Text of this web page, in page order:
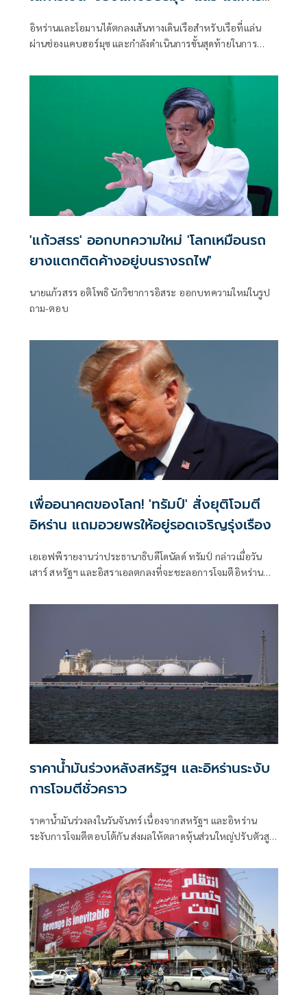
อิหร่านและโอมานได้ตกลงเส้นทางเดินเรือสำหรับเรือที่แล่น
ผ่านช่องแคบฮอร์มุซ และกำลังดำเนินการขั้นสุดท้ายในการ
กล่าวเมื่อวันพุธที่ผ่านมา แม้ว่าเหตุการณ์ด้านความมั่นคงล่าสุด
จะเน้นย้ำถึงความเสี่ยงที่ยังคงมีอยู่สำหรับการขนส่งทางเรือใน
'แก้วสรร' ออกบทความใหม่ 'โลกเหมือนรถ
ยางแตกติดค้างอยู่บนรางรถไฟ'
นายแก้วสรร อติโพธิ นักวิชาการอิสระ ออกบทความใหม่ในรูป
ถาม-ตอบ
เพื่ออนาคตของโลก! 'ทรัมป์' สั่งยุติโจมตี
อิหร่าน แถมอวยพรให้อยู่รอดเจริญรุ่งเรือง
เอเอฟพีรายงานว่าประธานาธิบดีโดนัลด์ ทรัมป์ กล่าวเมื่อวัน
เสาร์ สหรัฐฯ และอิสราเอลตกลงที่จะชะลอการโจมตีอิหร่าน
เยื้อมาหลายเดือนโดยเร็ว
ราคาน้ำมันร่วงหลังสหรัฐฯ และอิหร่านระงับ
การโจมตีชั่วคราว
ราคาน้ำมันร่วงลงในวันจันทร์ เนื่องจากสหรัฐฯ และอิหร่าน
ระงับการโจมตีตอบโต้กัน ส่งผลให้ตลาดหุ้นส่วนใหญ่ปรับตัวสูง
และการตัดสินใจของธนาคารกลางต่างๆ